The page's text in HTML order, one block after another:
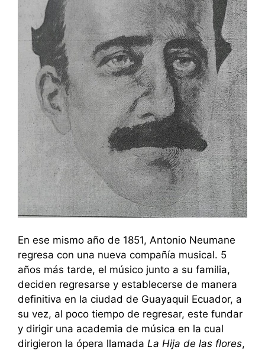
En ese mismo año de 1851, Antonio Neumane
regresa con una nueva compañía musical. 5
años más tarde, el músico junto a su familia,
deciden regresarse y establecerse de manera
definitiva en la ciudad de Guayaquil Ecuador, a
su vez, al poco tiempo de regresar, este fundar
y dirigir una academia de música en la cual
dirigieron la ópera llamada La Hija de las flores,